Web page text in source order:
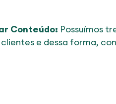
Conteúdo: Possuímos
clientes e dessa forma,